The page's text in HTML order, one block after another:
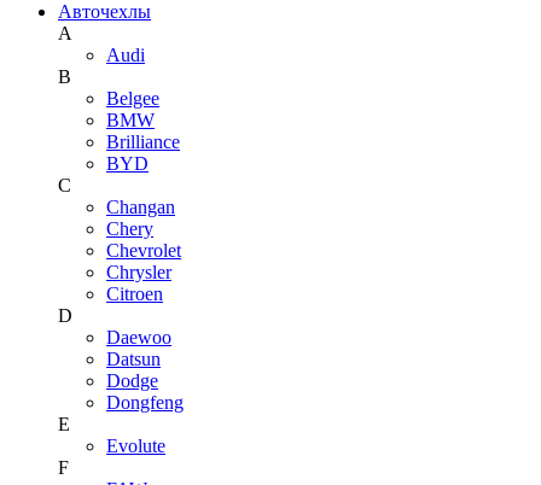
Авточехлы
A
Audi
B
Belgee
BMW
Brilliance
BYD
C
Changan
Chery
Chevrolet
Chrysler
Citroen
D
Daewoo
Datsun
Dodge
Dongfeng
E
Evolute
F